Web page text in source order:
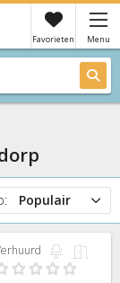
Favorieten Menu
×
Populair